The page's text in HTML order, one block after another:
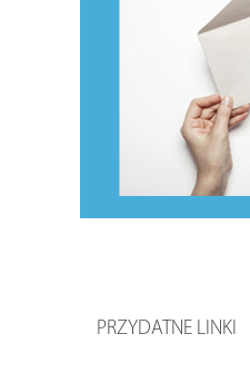
PRZYDATNE LINKI